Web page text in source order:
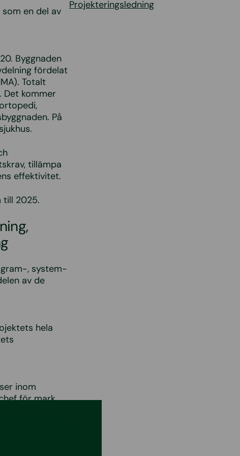
som en del av
Byggnaden
fördelat
Totalt
Det kommer
På
tillämpa
effektivitet.
till 2025.
, system-
av de
hela
inom
för mark
Projekteringsledning